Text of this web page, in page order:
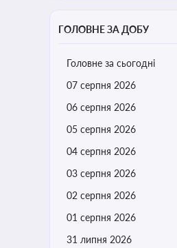
ГОЛОВНЕ ЗА ДОБУ
Головне за сьогодні
07 серпня 2026
06 серпня 2026
05 серпня 2026
04 серпня 2026
03 серпня 2026
02 серпня 2026
01 серпня 2026
31 липня 2026